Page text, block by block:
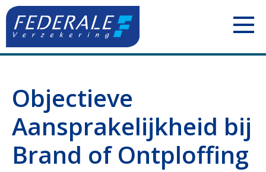
Jouw mobiliteit
Jouw woning
Jouw familie
ZELFSTANDIGEN
Uw voertuigen
Uw aansprakelijkheid
ONDERNEMINGEN
Uw personeel
BOUWSECTOR
Objectieve
Aansprakelijkheid bij
Brand of Ontploffing